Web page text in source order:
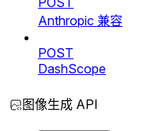
Anthropic 兼容
POST
DashScope
图像生成 API